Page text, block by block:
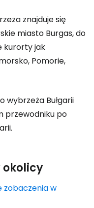
znajduje się
miasto Burgas, do
kurorty jak
Pomorie,
wybrzeża Bułgarii
przewodniku po
okolicy
zobaczenia w